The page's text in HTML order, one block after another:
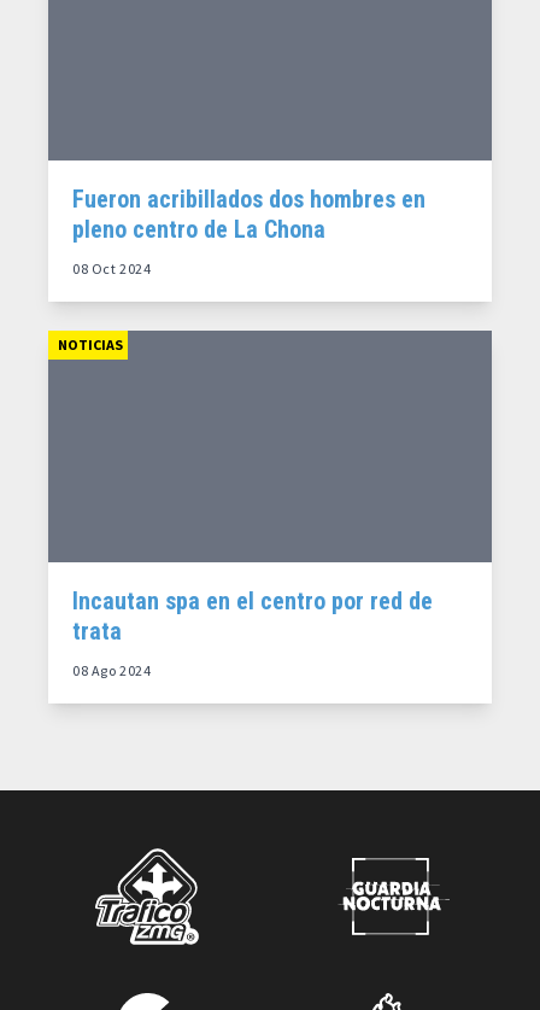
Fueron acribillados dos hombres en
pleno centro de La Chona
08 Oct 2024
NOTICIAS
Incautan spa en el centro por red de
trata
08 Ago 2024